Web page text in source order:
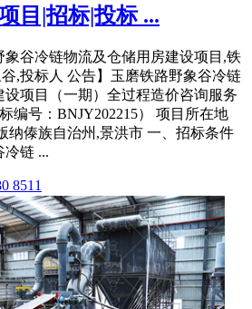
目|招标|投标 ...
象谷冷链物流及仓储用房建设项目,铁
,投标人 公告】玉磨铁路野象谷冷链
设项目（一期）全过程造价咨询服务
编号：BNJY202215） 项目所在地
纳傣族自治州,景洪市 一、招标条件
冷链 ...
8511